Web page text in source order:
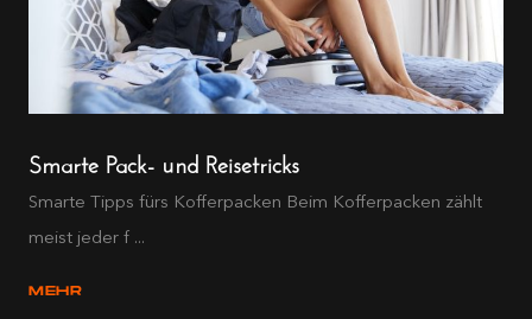
Smarte Pack- und Reisetricks
Smarte Tipps fürs Kofferpacken Beim Kofferpacken zählt
meist jeder f ...
MEHR